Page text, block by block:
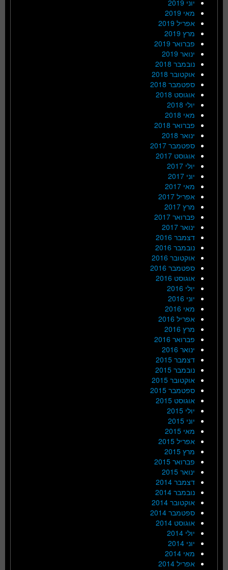
יוני 2019
מאי 2019
אפריל 2019
מרץ 2019
פברואר 2019
ינואר 2019
נובמבר 2018
אוקטובר 2018
ספטמבר 2018
אוגוסט 2018
יולי 2018
מאי 2018
פברואר 2018
ינואר 2018
ספטמבר 2017
אוגוסט 2017
יולי 2017
יוני 2017
מאי 2017
אפריל 2017
מרץ 2017
פברואר 2017
ינואר 2017
דצמבר 2016
נובמבר 2016
אוקטובר 2016
ספטמבר 2016
אוגוסט 2016
יולי 2016
יוני 2016
מאי 2016
אפריל 2016
מרץ 2016
פברואר 2016
ינואר 2016
דצמבר 2015
נובמבר 2015
אוקטובר 2015
ספטמבר 2015
אוגוסט 2015
יולי 2015
יוני 2015
מאי 2015
אפריל 2015
מרץ 2015
פברואר 2015
ינואר 2015
דצמבר 2014
נובמבר 2014
אוקטובר 2014
ספטמבר 2014
אוגוסט 2014
יולי 2014
יוני 2014
מאי 2014
אפריל 2014